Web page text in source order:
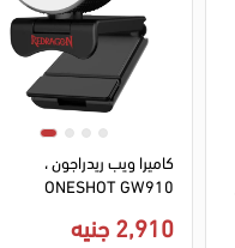
كاميرا ويب ريدراجون ،
ONESHOT GW910
2,910 جنيه